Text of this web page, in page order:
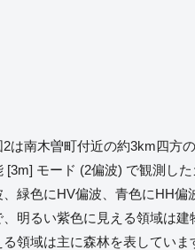
2は南木曽町付近の約3km四方
[3m] モード (2偏波) で観測し
、緑色にHV偏波、青色にHH偏
、明るい紫色に見える領域は
る領域は主に森林を表してい